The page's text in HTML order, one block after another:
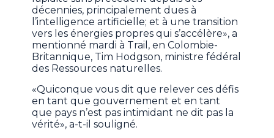
décennies, principalement dues à
l’intelligence artificielle; et à une transition
vers les énergies propres qui s’accélère», a
mentionné mardi à Trail, en Colombie-
Britannique, Tim Hodgson, ministre fédéral
des Ressources naturelles.
«Quiconque vous dit que relever ces défis
en tant que gouvernement et en tant
que pays n’est pas intimidant ne dit pas la
vérité», a-t-il souligné.